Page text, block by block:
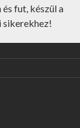
fut, készül a
sikerekhez!